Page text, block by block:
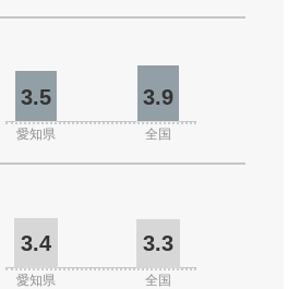
3.5 3.9
愛知県 全国
3.4 3.3
愛知県 全国